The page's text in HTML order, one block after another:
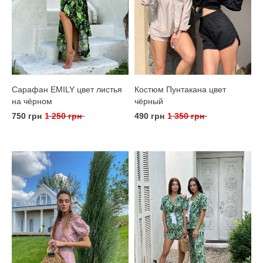
Сарафан EMILY цвет листья
на чёрном
750 грн 1 250 грн
Костюм Пунтакана цвет
чёрный
490 грн 1 350 грн